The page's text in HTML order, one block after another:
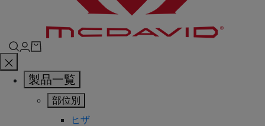
製品一覧
部位別
ヒザ